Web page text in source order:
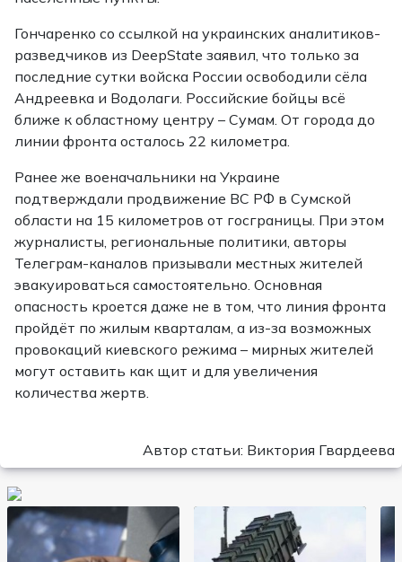
Гончаренко со ссылкой на украинских аналитиков-
разведчиков из DeepState заявил, что только за
последние сутки войска России освободили сёла
Андреевка и Водолаги. Российские бойцы всё
ближе к областному центру – Сумам. От города до
линии фронта осталось 22 километра.
Ранее же военачальники на Украине
подтверждали продвижение ВС РФ в Сумской
области на 15 километров от госграницы. При этом
журналисты, региональные политики, авторы
Телеграм-каналов призывали местных жителей
эвакуироваться самостоятельно. Основная
опасность кроется даже не в том, что линия фронта
пройдёт по жилым кварталам, а из-за возможных
провокаций киевского режима – мирных жителей
могут оставить как щит и для увеличения
количества жертв.
Автор статьи: Виктория Гвардеева